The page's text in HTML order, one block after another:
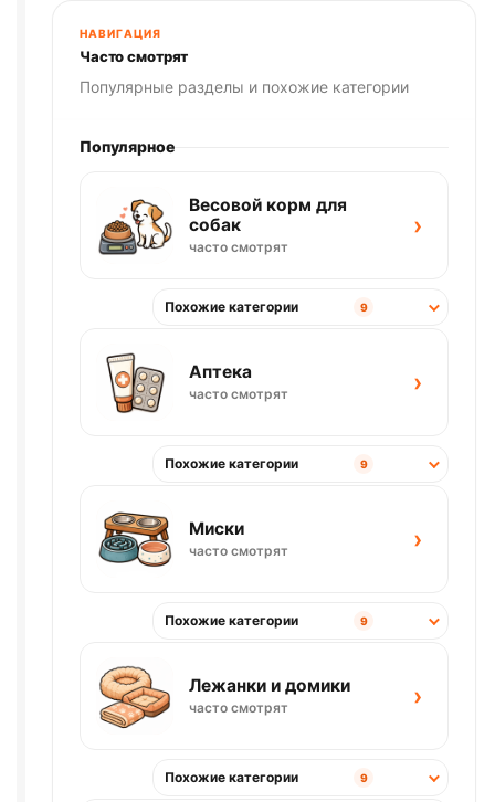
НАВИГАЦИЯ
Часто смотрят
Популярные разделы и похожие категории
Популярное
Весовой корм для
собак
часто смотрят
›
Похожие категории 9
Аптека
часто смотрят ›
Похожие категории 9
Миски
часто смотрят ›
Похожие категории 9
Лежанки и домики
часто смотрят ›
Похожие категории 9